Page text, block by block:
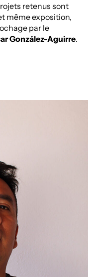
retenus sont
même exposition,
par le
González-Aguirre.